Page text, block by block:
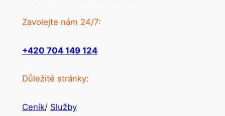
Zavolejte nám 24/7:
+420 704 149 124
Důležité stránky:
Ceník/ Služby